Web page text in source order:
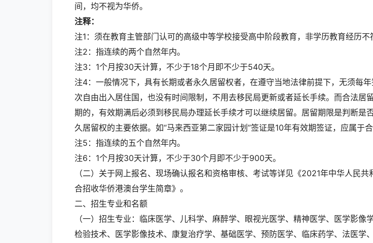
间，均不视为华侨。
注释：
注1：须在教育主管部门认可的高级中等学校接受高中阶段教育，非学历教育经历不
注2：指连续的两个自然年内。
注3：1个月按30天计算，不少于18个月即不少于540天。
注4：一般情况下，具有长期或者永久居留权者，在遵守当地法律前提下，无须每
次自由出入居住国，也没有时间限制，不用去移民局更新或者延长手续。而合法居
期的，有效期满后必须到移民局办理延长手续才可以继续居留。居留期限是判断是
久居留权的主要依据。如“马来西亚第二家园计划”签证是10年有效期签证，应属于合
注5：指连续的五个自然年内。
注6：1个月按30天计算，不少于30个月即不少于900天。
（二）关于网上报名、现场确认报名和资格审核、考试等详见《2021年中华人民
合招收华侨港澳台学生简章》。
二、招生专业和名额
（一）招生专业：临床医学、儿科学、麻醉学、眼视光医学、精神医学、医学影像
检验技术、医学影像技术、康复治疗学、基础医学、预防医学、临床药学、法医学